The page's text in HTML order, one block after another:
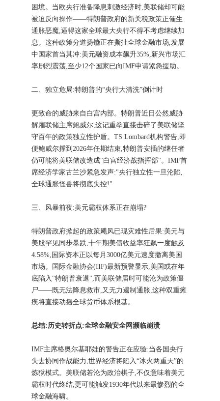
困境。当欧央行准备降息刺激经济时,美联储却可能
被迫反向操作——特朗普政府的新关税政策正催生
通胀恶魔,逼得这家全球最大央行不得不考虑继续加
息。这种政策分道扬镳正在撕扯全球金融市场,发展
中国家首当其冲:美元融资成本飙升35%,新兴市场汇
率剧烈震荡,至少12个国家已向IMF申请紧急援助。
二、独立危局:特朗普的“央行大清洗”倒计时
更致命的威胁来自白宫内部。特朗普近日公然威胁
解雇联储主席鲍威尔,这记重拳直接击碎了美联储坚
守百年的政策独立性护盾。TS Lombard机构警告,即
便鲍威尔撑到2026年任期结束,特朗普安插的继任者
仍可能将美联储改造成"白宫经济战指挥部"。IMF首
席经济学家古兰沙紧急发声:"央行独立性一旦沦陷,
全球通胀怪兽将彻底失控!"
三、风暴前夜:美元霸权体系正在崩塌?
特朗普政府掀起的政策飓风已现灾难性后果:美元与
美股罕见同步暴跌,十年期美债收益率狂飙一度触及
4.58%,国际资本正以每月3000亿美元速度撤离美国
市场。国际金融协会(IIF)最新预警显示,美国或在年
底陷入"特朗普衰退",而美联储届时可能沦为政策僵
尸——既无法降息救市,又无力遏制通胀,这种双重瘫
痪将直接动摇全球货币体系根基。
总结:历史转折点:全球金融安全网濒临崩溃
IMF主席格奥尔基耶娃的警告正在应验:当各国央行
失去协同作战能力,世界经济将陷入“冰火两重天”的
炼狱模式。美联储若沦为政治棋子,不仅意味着美元
霸权时代终结,更可能触发1930年代以来最惨烈的全
球金融海啸。